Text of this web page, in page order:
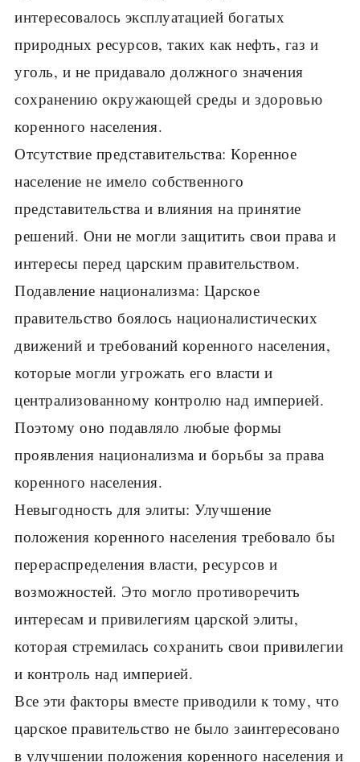
интересовалось эксплуатацией богатых
природных ресурсов, таких как нефть, газ и
уголь, и не придавало должного значения
сохранению окружающей среды и здоровью
коренного населения.
Отсутствие представительства: Коренное
население не имело собственного
представительства и влияния на принятие
решений. Они не могли защитить свои права и
интересы перед царским правительством.
Подавление национализма: Царское
правительство боялось националистических
движений и требований коренного населения,
которые могли угрожать его власти и
централизованному контролю над империей.
Поэтому оно подавляло любые формы
проявления национализма и борьбы за права
коренного населения.
Невыгодность для элиты: Улучшение
положения коренного населения требовало бы
перераспределения власти, ресурсов и
возможностей. Это могло противоречить
интересам и привилегиям царской элиты,
которая стремилась сохранить свои привилегии
и контроль над империей.
Все эти факторы вместе приводили к тому, что
царское правительство не было заинтересовано
в улучшении положения коренного населения и